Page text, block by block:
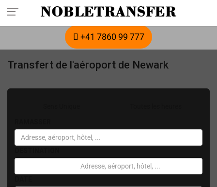
Réservez votre transfert privé à l'avance :
appelez-nous
+41 7860 99 777
Transfert de l'aéroport de Newark